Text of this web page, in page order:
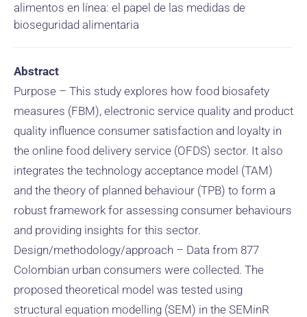
alimentos en línea: el papel de las medidas de
bioseguridad alimentaria
Abstract
Purpose – This study explores how food biosafety
measures (FBM), electronic service quality and product
quality influence consumer satisfaction and loyalty in
the online food delivery service (OFDS) sector. It also
integrates the technology acceptance model (TAM)
and the theory of planned behaviour (TPB) to form a
robust framework for assessing consumer behaviours
and providing insights for this sector.
Design/methodology/approach – Data from 877
Colombian urban consumers were collected. The
proposed theoretical model was tested using
structural equation modelling (SEM) in the SEMinR